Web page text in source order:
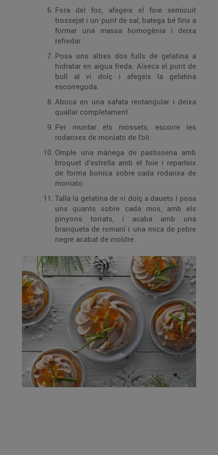
Fora del foc, afegeix el foie semicuit
trossejat i un punt de sal, batega bé fins a
formar una massa homogènia i deixa
refredar.
Posa uns altres dos fulls de gelatina a
hidratar en aigua freda. Aixeca el punt de
bull al vi dolç i afegeix la gelatina
escorreguda.
Aboca en una safata rectangular i deixa
quallar completament.
Per muntar els mossets, escorre les
rodanxes de moniato de l’oli.
Omple una mànega de pastisseria amb
broquet d’estrella amb el foie i reparteix
de forma bonica sobre cada rodanxa de
moniato.
Talla la gelatina de vi dolç a dauets i posa
uns quants sobre cada mos, amb els
pinyons torrats, i acaba amb una
branqueta de romaní i una mica de pebre
negre acabat de moldre.